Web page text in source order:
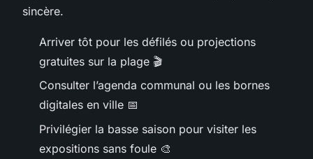
sincère.
Arriver tôt pour les défilés ou projections
gratuites sur la plage 🎬
Consulter l’agenda communal ou les bornes
digitales en ville 📅
Privilégier la basse saison pour visiter les
expositions sans foule 🎨